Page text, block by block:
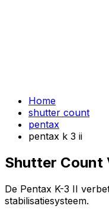
Home
shutter count
pentax
pentax k 3 ii
Shutter Count
De Pentax K-3 II
stabilisatiesysteem.